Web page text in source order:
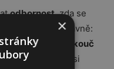
odbornost, zda se
řešit, a hlavně:
psycholog
kouč
, v němž si
×